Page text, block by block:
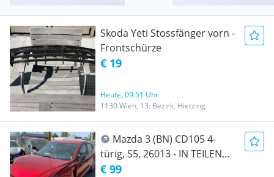
Skoda Yeti Stossfänger vorn -
Frontschürze
€ 19
Heute, 09:51 Uhr
1130 Wien, 13. Bezirk, Hietzing
Mazda 3 (BN) CD105 4-
türig, S5, 26013 - IN TEILEN
ZU VERKAUFEN
€ 99